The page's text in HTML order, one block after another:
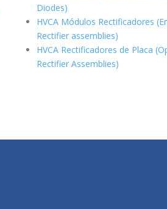
Diodes)
HVCA Módulos Rectificadores
Rectifier assemblies)
HVCA Rectificadores de Placa
Rectifier Assemblies)